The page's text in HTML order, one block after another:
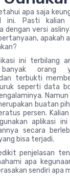
apa saja
ini. Pasti kalian
dengan versi
apakah
ini terbilang
orang
terbukti
seperti data
buatan
persen.
aplikasi ini
secara
bisa terjadi.
penjelasan
apa
sendiri apa